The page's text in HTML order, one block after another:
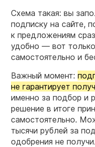
Схема такая: вы
подписку на сайте,
к предложениям
удобно — вот
самостоятельно и
Важный момент:
не гарантирует
именно за подбор и
решение в итоге
самостоятельно.
тысячи рублей за
одобрения не